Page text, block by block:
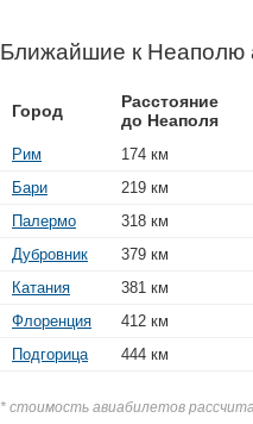
Ближайшие к Неаполю
Город
Расстояние
до Неаполя
Рим 174 км
Бари
219 км
Палермо
318 км
Дубровник
379 км
Катания
381 км
Флоренция
412 км
Подгорица
444 км
* стоимость авиабилетов